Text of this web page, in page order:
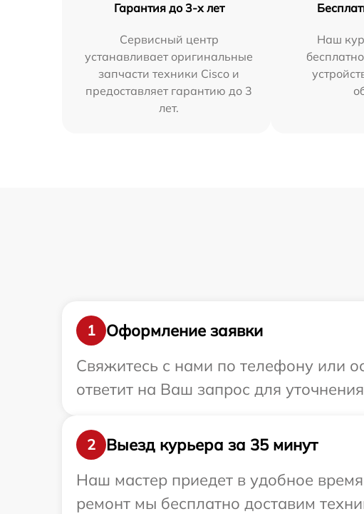
Гарантия до 3-х лет
Сервисный центр
устанавливает оригинальные
запчасти техники Cisco и
предоставляет гарантию до 3
лет.
Наш
1
Оформление заявки
Свяжитесь с нами по телефону или
ответит на Ваш запрос для
2
Выезд курьера за 35 минут
Наш мастер приедет в удобное
ремонт мы бесплатно доставим